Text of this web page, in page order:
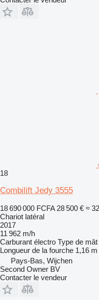
18
Combilift Jedy 3555
18 690 000 FCFA 28 500 € ≈
Chariot latéral
2017
11 962 m/h
Carburant électro Type de mât
Longueur de la fourche 1,16 m
Pays-Bas, Wijchen
Second Owner BV
Contacter le vendeur